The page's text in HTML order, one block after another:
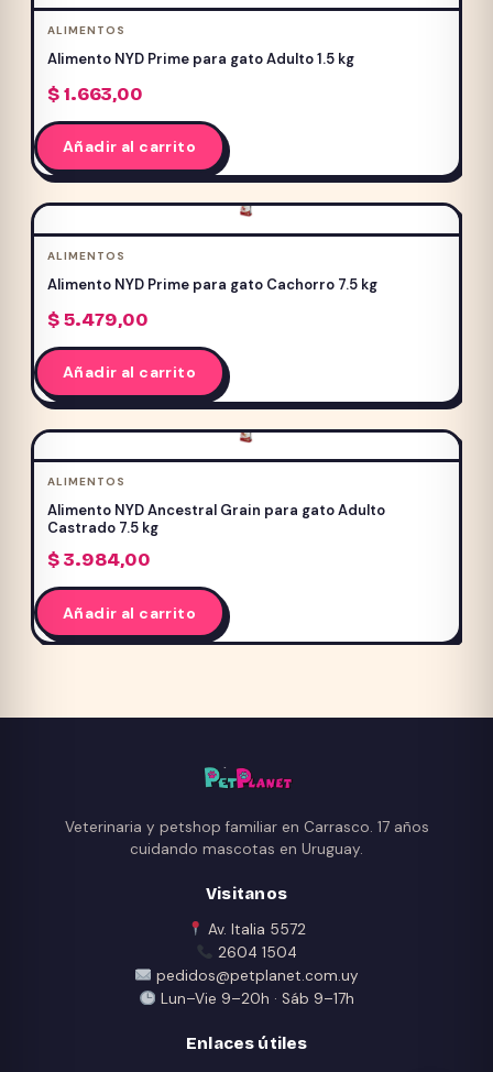
ALIMENTOS
Alimento NYD Prime para gato Adulto 1.5 kg
$1.663,00
Añadir al carrito
ALIMENTOS
Alimento NYD Prime para gato Cachorro 7.5 kg
$5.479,00
Añadir al carrito
ALIMENTOS
Alimento NYD Ancestral Grain para gato Adulto
Castrado 7.5 kg
$3.984,00
Añadir al carrito
Veterinaria y petshop familiar en Carrasco. 17 años
cuidando mascotas en Uruguay.
Visitanos
Av. Italia 5572
2604 1504
pedidos@petplanet.com.uy
Lun–Vie 9–20h · Sáb 9–17h
Enlaces útiles